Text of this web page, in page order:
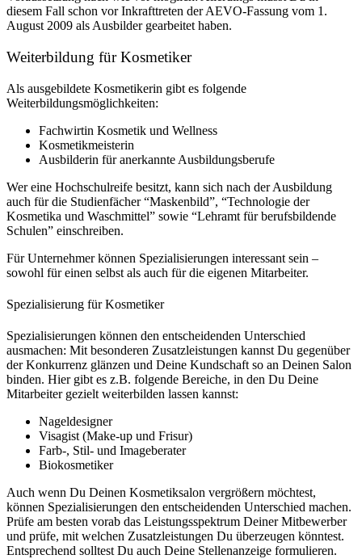
diesem Fall schon vor Inkrafttreten der AEVO-Fassung vom 1.
August 2009 als Ausbilder gearbeitet haben.
Weiterbildung für Kosmetiker
Als ausgebildete Kosmetikerin gibt es folgende
Weiterbildungsmöglichkeiten:
Fachwirtin Kosmetik und Wellness
Kosmetikmeisterin
Ausbilderin für anerkannte Ausbildungsberufe
Wer eine Hochschulreife besitzt, kann sich nach der Ausbildung
auch für die Studienfächer “Maskenbild”, “Technologie der
Kosmetika und Waschmittel” sowie “Lehramt für berufsbildende
Schulen” einschreiben.
Für Unternehmer können Spezialisierungen interessant sein –
sowohl für einen selbst als auch für die eigenen Mitarbeiter.
Spezialisierung für Kosmetiker
Spezialisierungen können den entscheidenden Unterschied
ausmachen: Mit besonderen Zusatzleistungen kannst Du gegenüber
der Konkurrenz glänzen und Deine Kundschaft so an Deinen Salon
binden. Hier gibt es z.B. folgende Bereiche, in den Du Deine
Mitarbeiter gezielt weiterbilden lassen kannst:
Nageldesigner
Visagist (Make-up und Frisur)
Farb-, Stil- und Imageberater
Biokosmetiker
Auch wenn Du Deinen Kosmetiksalon vergrößern möchtest,
können Spezialisierungen den entscheidenden Unterschied machen.
Prüfe am besten vorab das Leistungsspektrum Deiner Mitbewerber
und prüfe, mit welchen Zusatzleistungen Du überzeugen könntest.
Entsprechend solltest Du auch Deine Stellenanzeige formulieren.